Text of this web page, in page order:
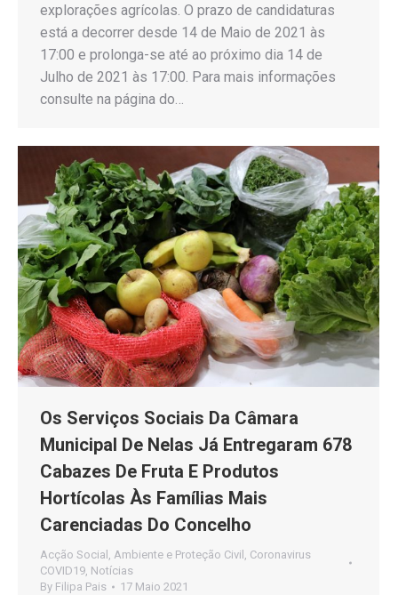
explorações agrícolas. O prazo de candidaturas
está a decorrer desde 14 de Maio de 2021 às
17:00 e prolonga-se até ao próximo dia 14 de
Julho de 2021 às 17:00. Para mais informações
consulte na página do…
Os Serviços Sociais Da Câmara
Municipal De Nelas Já Entregaram 678
Cabazes De Fruta E Produtos
Hortícolas Às Famílias Mais
Carenciadas Do Concelho
Acção Social , Ambiente e Proteção Civil , Coronavirus
COVID19, Notícias
By Filipa Pais 17 Maio 2021